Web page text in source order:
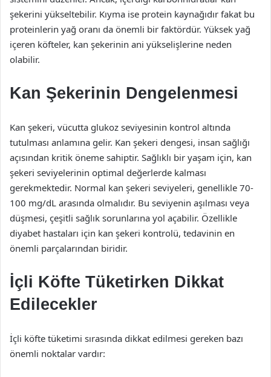
şekerini yükseltebilir. Kıyma ise protein kaynağıdır fakat bu
proteinlerin yağ oranı da önemli bir faktördür. Yüksek yağ
içeren köfteler, kan şekerinin ani yükselişlerine neden
olabilir.
Kan Şekerinin Dengelenmesi
Kan şekeri, vücutta glukoz seviyesinin kontrol altında
tutulması anlamına gelir. Kan şekeri dengesi, insan sağlığı
açısından kritik öneme sahiptir. Sağlıklı bir yaşam için, kan
şekeri seviyelerinin optimal değerlerde kalması
gerekmektedir. Normal kan şekeri seviyeleri, genellikle 70-
100 mg/dL arasında olmalıdır. Bu seviyenin aşılması veya
düşmesi, çeşitli sağlık sorunlarına yol açabilir. Özellikle
diyabet hastaları için kan şekeri kontrolü, tedavinin en
önemli parçalarından biridir.
İçli Köfte Tüketirken Dikkat
Edilecekler
İçli köfte tüketimi sırasında dikkat edilmesi gereken bazı
önemli noktalar vardır: